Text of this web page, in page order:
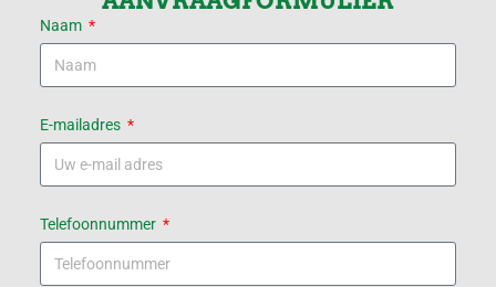
Naam
E-mailadres
Telefoonnummer